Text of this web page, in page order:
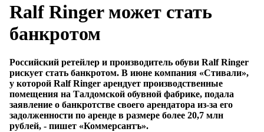
Ralf Ringer может стать
банкротом
Российский ретейлер и производитель обуви Ralf Ringer
рискует стать банкротом. В июне компания «Стивали»,
у которой Ralf Ringer арендует производственные
помещения на Талдомской обувной фабрике, подала
заявление о банкротстве своего арендатора из-за его
задолженности по аренде в размере более 20,7 млн
рублей, - пишет «Коммерсантъ».